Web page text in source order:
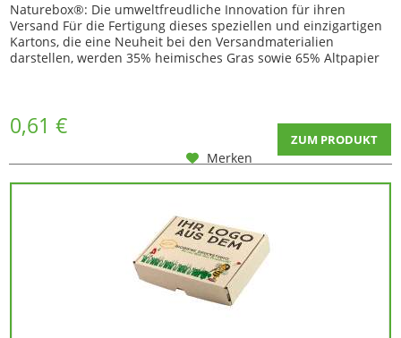
Naturebox®: Die umweltfreudliche Innovation für ihren
Versand Für die Fertigung dieses speziellen und einzigartigen
Kartons, die eine Neuheit bei den Versandmaterialien
darstellen, werden 35% heimisches Gras sowie 65% Altpapier
0,61 € ZUM PRODUKT
Merken